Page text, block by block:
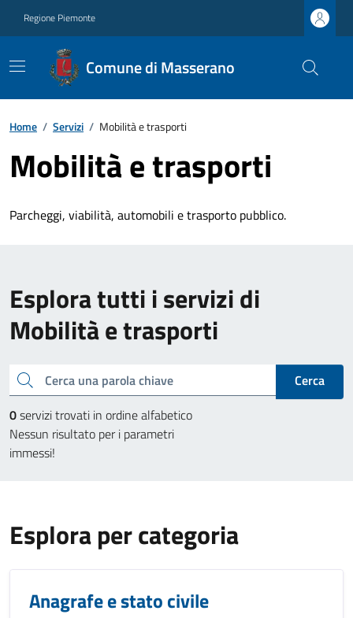
Regione Piemonte
Comune di Masserano
Home / Servizi / Mobilità e trasporti
Mobilità e trasporti
Parcheggi, viabilità, automobili e trasporto pubblico.
Esplora tutti i servizi di
Mobilità e trasporti
Cerca una parola chiave
Cerca
0servizi trovati in ordine alfabetico
Nessun risultato per i parametri
immessi!
Esplora per categoria
Anagrafe e stato civile